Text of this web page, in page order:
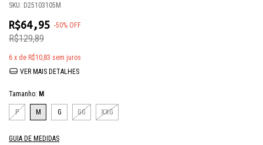
SKU: D25103105M
R$64,95 -50% OFF
R$129,89
6 x de R$10,83 sem juros
VER MAIS DETALHES
Tamanho: M
P M G GG XXG
GUIA DE MEDIDAS